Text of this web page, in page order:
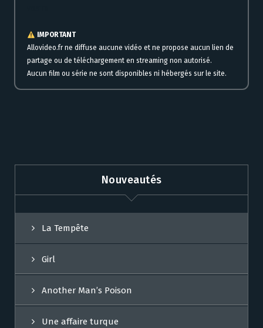
IMPORTANT
Allovideo.fr ne diffuse aucune vidéo et ne propose aucun lien de
partage ou de téléchargement en streaming non autorisé.
Aucun film ou série ne sont disponibles ni hébergés sur le site.
Nouveautés
La Tempête
Girl
Another Man’s Poison
Une affaire turque